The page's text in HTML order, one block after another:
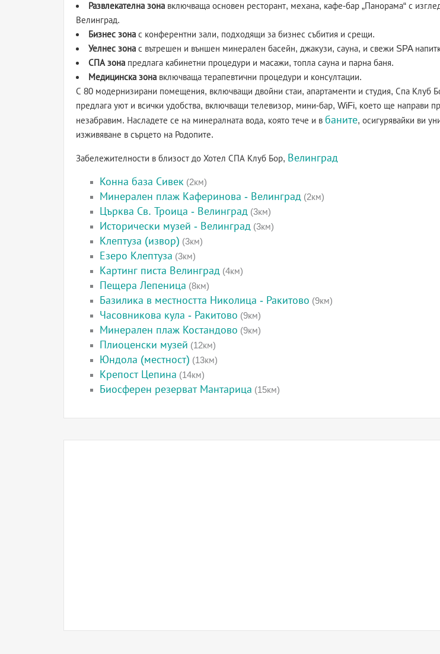
Развлекателна зона включваща основен ресторант, механа, кафе-бар „Панорама“ с
Велинград.
Бизнес зона с конферентни зали, подходящи за бизнес събития и срещи.
Уелнес зона с вътрешен и външен минерален басейн, джакузи, сауна, и свежи SPA
СПА зона предлага кабинетни процедури и масажи, топла сауна и парна баня.
Медицинска зона включваща терапевтични процедури и консултации.
С 80 модернизирани помещения, включващи двойни стаи, апартаменти и студия, Спа Клуб
предлага уют и всички удобства, включващи телевизор, мини-бар, WiFi, което ще направи
незабравим. Насладете се на минералната вода, която тече и в баните, осигурявайки ви
изживяване в сърцето на Родопите.
Забележителности в близост до Хотел СПА Клуб Бор, Велинград
Конна база Сивек (2км)
Минерален плаж Каферинова - Велинград (2км)
Църква Св. Троица - Велинград (3км)
Исторически музей - Велинград (3км)
Клептуза (извор) (3км)
Езеро Клептуза (3км)
Картинг писта Велинград (4км)
Пещера Лепеница (8км)
Базилика в местността Николица - Ракитово (9км)
Часовникова кула - Ракитово (9км)
Минерален плаж Костандово (9км)
Плиоценски музей (12км)
Юндола (местност) (13км)
Крепост Цепина (14км)
Биосферен резерват Мантарица (15км)